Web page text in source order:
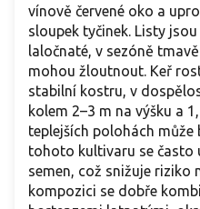
vínově červené oko a
sloupek tyčinek. Listy
laločnaté, v sezóně
mohou žloutnout. Keř
stabilní kostru, v
kolem 2–3 m na výšku a
teplejších polohách může
tohoto kultivaru se často
semen, což snižuje riziko
kompozici se dobře